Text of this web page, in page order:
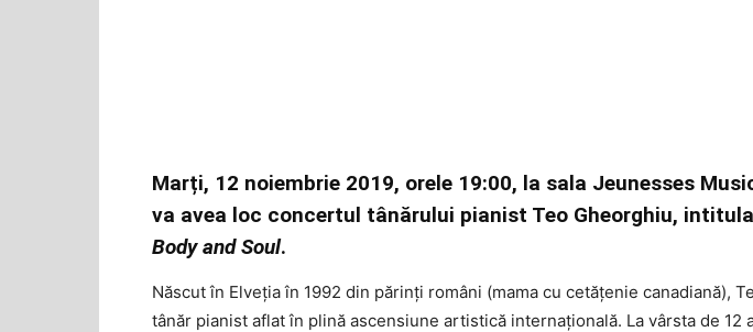
Marți, 12 noiembrie 2019, orele 19:00, la sala Jeunesses
va avea loc concertul tânărului pianist Teo Gheorghiu,
Body and Soul.
Născut în Elveția în 1992 din părinți români (mama cu cetățenie canadiană),
tânăr pianist aflat în plină ascensiune artistică internațională. La vârsta de 12